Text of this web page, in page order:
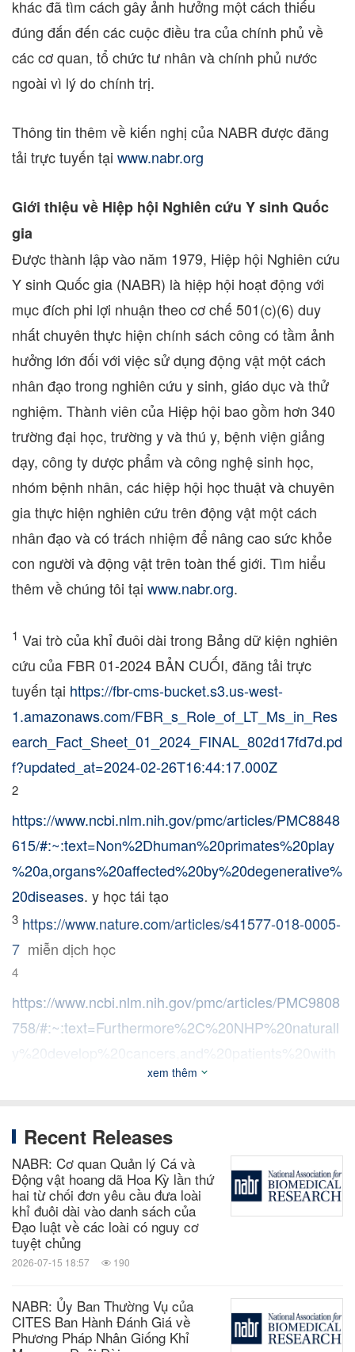
khác đã tìm cách gây ảnh hưởng một cách thiếu
đúng đắn đến các cuộc điều tra của chính phủ về
các cơ quan, tổ chức tư nhân và chính phủ nước
ngoài vì lý do chính trị.
Thông tin thêm về kiến nghị của NABR được đăng
tải trực tuyến tại www.nabr.org
Giới thiệu về Hiệp hội Nghiên cứu Y sinh Quốc
gia
Được thành lập vào năm 1979, Hiệp hội Nghiên cứu
Y sinh Quốc gia (NABR) là hiệp hội hoạt động với
mục đích phi lợi nhuận theo cơ chế 501(c)(6) duy
nhất chuyên thực hiện chính sách công có tầm ảnh
hưởng lớn đối với việc sử dụng động vật một cách
nhân đạo trong nghiên cứu y sinh, giáo dục và thử
nghiệm. Thành viên của Hiệp hội bao gồm hơn 340
trường đại học, trường y và thú y, bệnh viện giảng
dạy, công ty dược phẩm và công nghệ sinh học,
nhóm bệnh nhân, các hiệp hội học thuật và chuyên
gia thực hiện nghiên cứu trên động vật một cách
nhân đạo và có trách nhiệm để nâng cao sức khỏe
con người và động vật trên toàn thế giới. Tìm hiểu
thêm về chúng tôi tại www.nabr.org.
1 Vai trò của khỉ đuôi dài trong Bảng dữ kiện nghiên
cứu của FBR 01-2024 BẢN CUỐI, đăng tải trực
tuyến tại https://fbr-cms-bucket.s3.us-west-
1.amazonaws.com/FBR_s_Role_of_LT_Ms_in_Res
earch_Fact_Sheet_01_2024_FINAL_802d17fd7d.pd
f?updated_at=2024-02-26T16:44:17.000Z
2
https://www.ncbi.nlm.nih.gov/pmc/articles/PMC8848
615/#:~:text=Non%2Dhuman%20primates%20play
%20a,organs%20affected%20by%20degenerative%
20diseases. y học tái tạo
3 https://www.nature.com/articles/s41577-018-0005-
7 miễn dịch học
4
https://www.ncbi.nlm.nih.gov/pmc/articles/PMC9808
758/#:~:text=Furthermore%2C%20NHP%20naturall
y%20develop%20cancers,and%20patients%20with
%20human%20cancer. nghiên cứu/liệu pháp điều trị
5
https://www.ncbi.nlm.nih.gov/pmc/articles/PMC5886
327/dược lý học hành vi
6
https://www.ncbi.nlm.nih.gov/pmc/articles/PMC8402
317/phát triển vắc-xin COVID 19
long–tailed macaque at risk of extinction? (Khỉ đuôi
dài có nguy cơ tuyệt chủng không?) Tạp chí
xem thêm
Recent Releases
NABR: Cơ quan Quản lý Cá và
Động vật hoang dã Hoa Kỳ lần thứ
hai từ chối đơn yêu cầu đưa loài
khỉ đuôi dài vào danh sách của
Đạo luật về các loài có nguy cơ
tuyệt chủng
2026-07-15 18:57 190
NABR: Ủy Ban Thường Vụ của
CITES Ban Hành Đánh Giá về
Phương Pháp Nhân Giống Khỉ